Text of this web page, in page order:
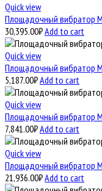
Quick view
Площадочный вибратор
30,395.00₽Add to cart
Quick view
Площадочный вибратор
5,187.00₽Add to cart
Quick view
Площадочный вибратор
7,841.00₽Add to cart
Quick view
Площадочный вибратор
21,936.00₽Add to cart